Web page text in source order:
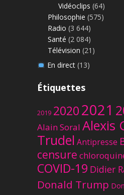
Vidéoclips (64)
Philosophie (575)
Radio (3 644)
Santé (2 084)
Télévision (21)
En direct(13)
Étiquettes
2019 20202021
Alain Soral Alexis
Trudel Antipresse
censure
COVID-19 Didier
Donald Trump